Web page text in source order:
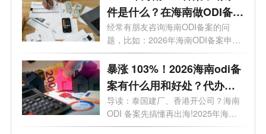
件是什么？在海南做ODI备案
有什么好处?
经常有朋友咨询海南ODI备案的问
题，比如：2026年海南ODI备案申请
条件是什么...
暴涨 103%！2026海南odi备
案有什么用和好处？代办选
哪家？一文讲透
导读：泰国建厂、香港开公司？海南
ODI 备案先搞懂再出海!2025年海南
企业境外...